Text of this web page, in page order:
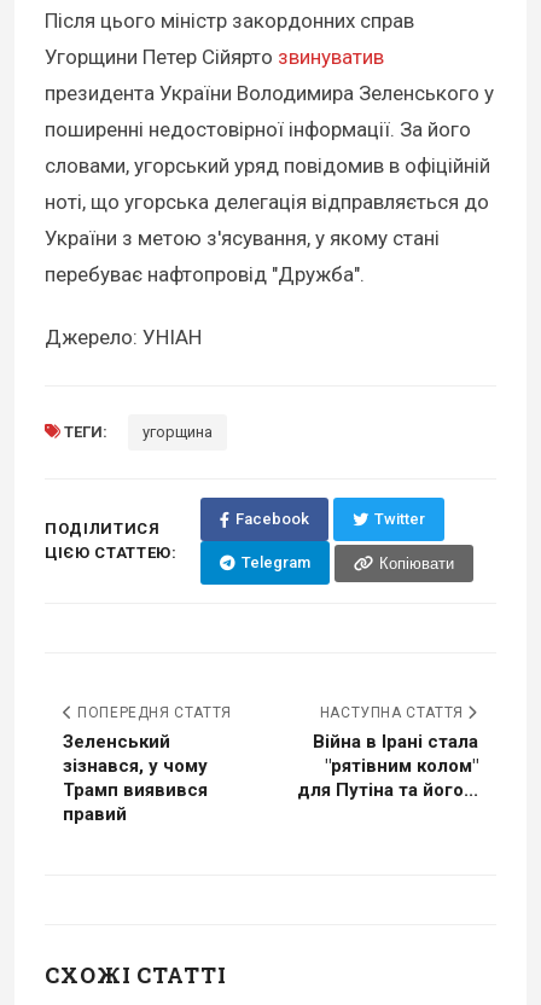
Після цього міністр закордонних справ
Угорщини Петер Сійярто звинуватив
президента України Володимира Зеленського у
поширенні недостовірної інформації. За його
словами, угорський уряд повідомив в офіційній
ноті, що угорська делегація відправляється до
України з метою з'ясування, у якому стані
перебуває нафтопровід "Дружба".
Джерело: УНІАН
ТЕГИ: угорщина
ПОДІЛИТИСЯ
ЦІЄЮ СТАТТЕЮ:
Facebook Twitter
Telegram Копіювати
ПОПЕРЕДНЯ СТАТТЯ
Зеленський
зізнався, у чому
Трамп виявився
правий
НАСТУПНА СТАТТЯ
Війна в Ірані стала
"рятівним колом"
для Путіна та його...
СХОЖІ СТАТТІ